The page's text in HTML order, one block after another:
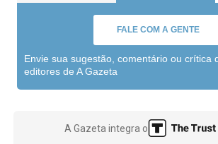
FALE COM A GENTE
Envie sua sugestão, comentário ou crítica
editores de A Gazeta
A Gazeta integra o